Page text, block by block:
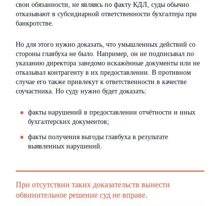
свои обязанности, не являясь по факту КДЛ, суды обычно
отказывают в субсидиарной ответственности бухгалтера при
банкротстве.
Но для этого нужно доказать, что умышленных действий со
стороны главбуха не было. Например, он не подписывал по
указанию директора заведомо искажённые документы или не
отказывал контрагенту в их предоставлении. В противном
случае его также привлекут к ответственности в качестве
соучастника. Но суду нужно будет доказать:
факты нарушений в предоставлении отчётности и иных
бухгалтерских документов;
факты получения выгоды главбуха в результате
выявленных нарушений.
При отсутствии таких доказательств вынести
обвинительное решение суд не вправе.